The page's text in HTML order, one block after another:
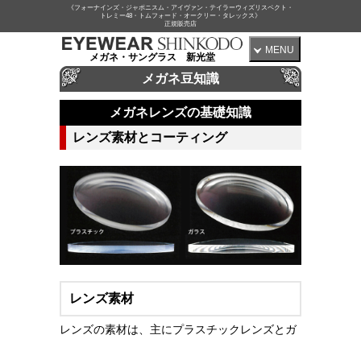
《フォーナインズ・ジャポニスム・アイヴァン・テイラーウィズリスペクト・
トレミー48・トムフォード・オークリー・タレックス》
正規販売店
メガネ・サングラス 新光堂
MENU
メガネ豆知識
メガネレンズの基礎知識
レンズ素材とコーティング
レンズ素材
レンズの素材は、主にプラスチックレンズとガ